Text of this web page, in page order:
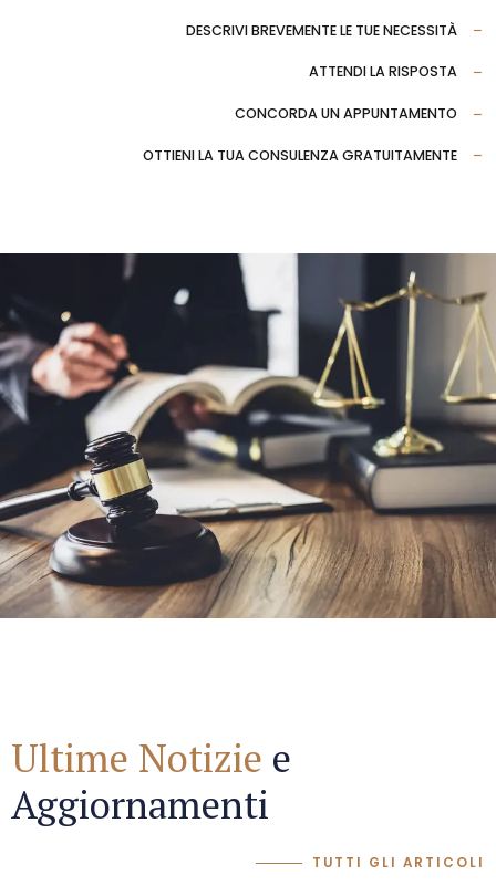
DESCRIVI BREVEMENTE LE TUE NECESSITÀ
ATTENDI LA RISPOSTA
CONCORDA UN APPUNTAMENTO
OTTIENI LA TUA CONSULENZA GRATUITAMENTE
Ultime Notizie e
Aggiornamenti
TUTTI GLI ARTICOLI